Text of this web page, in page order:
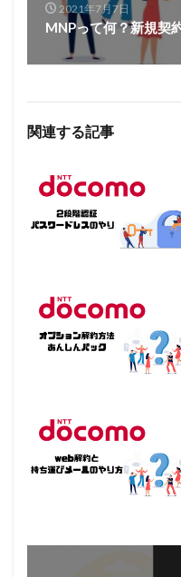
2021年7月7日
MNPって何？新規契
関連する記事